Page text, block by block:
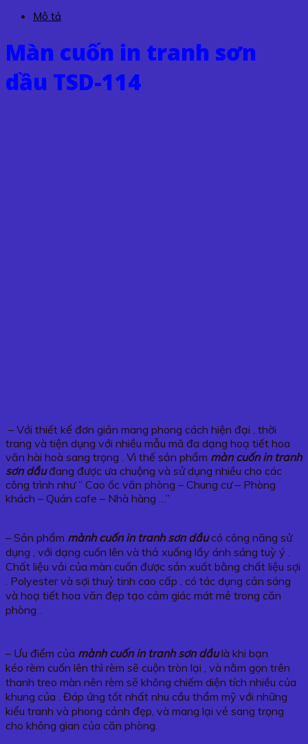
TSD-
số
lượng
Mô tả
Màn cuốn in tranh sơn
dầu TSD-114
– Với thiết kế đơn giản mang phong cách hiện đại , thời
trang và tiện dụng với nhiều mẫu mã đa dạng hoạ tiết hoa
văn hài hoà sang trọng . Vì thế sản phẩm màn cuốn in tranh
sơn dầuđang được ưa chuộng và sử dụng nhiều cho các
công trình như ” Cao ốc văn phòng – Chung cư – Phòng
khách – Quán cafe – Nhà hàng …”
– Sản phẩm mành cuốn in tranh sơn dầucó công năng sử
dụng , với dạng cuốn lên và thả xuống lấy ánh sáng tuỳ ý .
Chất liệu vải của màn cuốn được sản xuất bằng chất liệu sợi
. Polyester và sợi thuỷ tinh cao cấp , có tác dụng cản sáng
và hoạ tiết hoa văn đẹp tạo cảm giác mát mẻ trong căn
phòng .
– Ưu điểm của mành cuốn in tranh sơn dầulà khi bạn
kéo rèm cuốn lên thì rèm sẽ cuộn tròn lại , và nằm gọn trên
thanh treo màn nên rèm sẽ không chiếm diện tích nhiều của
khung của . Đáp ứng tốt nhất nhu cầu thẩm mỹ với những
kiểu tranh và phong cảnh đẹp, và mang lại vẻ sang trọng
cho không gian của căn phòng.